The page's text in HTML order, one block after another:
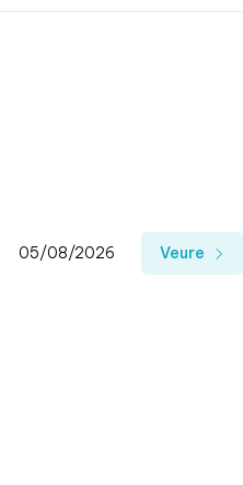
05/08/2026 Veure